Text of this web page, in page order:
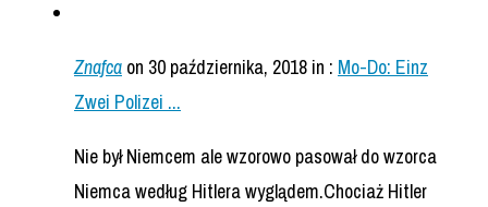
Znafca on 30 października, 2018 in : Mo-Do: Einz
Zwei Polizei ...
Nie był Niemcem ale wzorowo pasował do wzorca
Niemca według Hitlera wyglądem.Chociaż Hitler